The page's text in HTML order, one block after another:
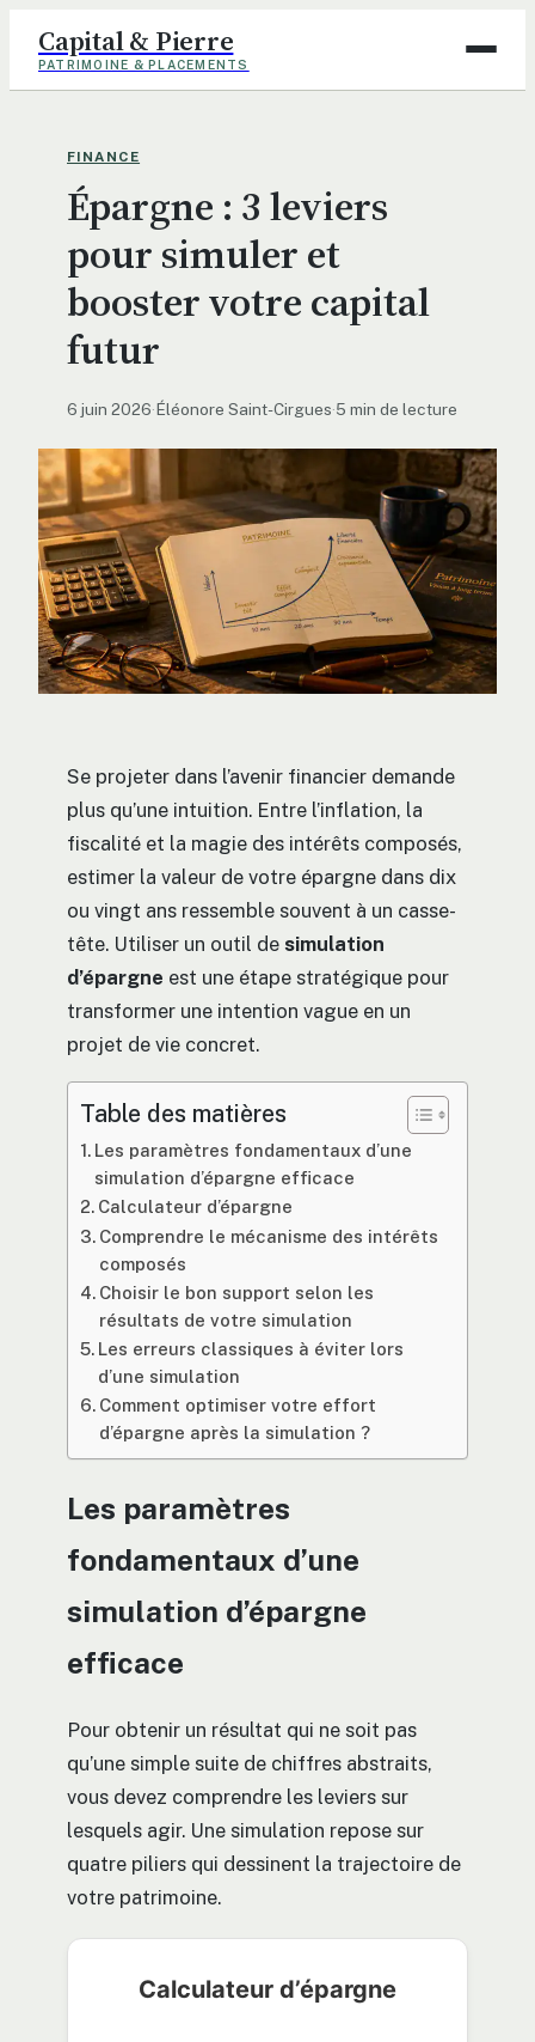
Capital & Pierre
PATRIMOINE & PLACEMENTS
Finance
Immobilier
Maison
Déco
FINANCE
Épargne : 3 leviers
pour simuler et
booster votre capital
futur
6 juin 2026·Éléonore Saint-Cirgues·5 min de lecture
Se projeter dans l’avenir financier demande
plus qu’une intuition. Entre l’inflation, la
fiscalité et la magie des intérêts composés,
estimer la valeur de votre épargne dans dix
ou vingt ans ressemble souvent à un casse-
tête. Utiliser un outil de simulation
d’épargne est une étape stratégique pour
transformer une intention vague en un
projet de vie concret.
Table des matières
Les paramètres fondamentaux d’une
simulation d’épargne efficace
Calculateur d’épargne
Comprendre le mécanisme des intérêts
composés
Choisir le bon support selon les
résultats de votre simulation
Les erreurs classiques à éviter lors
d’une simulation
Comment optimiser votre effort
d’épargne après la simulation ?
Les paramètres
fondamentaux d’une
simulation d’épargne
efficace
Pour obtenir un résultat qui ne soit pas
qu’une simple suite de chiffres abstraits,
vous devez comprendre les leviers sur
lesquels agir. Une simulation repose sur
quatre piliers qui dessinent la trajectoire de
votre patrimoine.
Calculateur d’épargne